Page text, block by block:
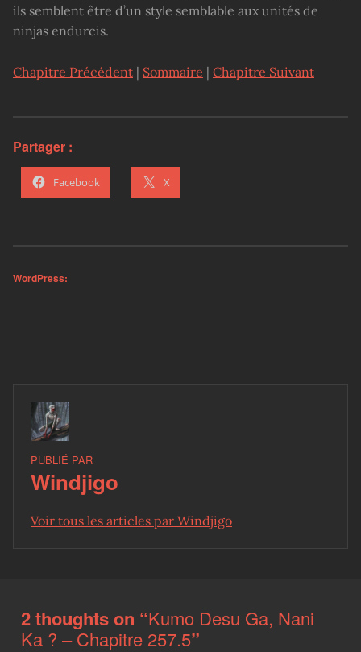
ils semblent être d’un style semblable aux unités de
ninjas endurcis.
Chapitre Précédent | Sommaire | Chapitre Suivant
Partager :
Facebook X
WordPress:
PUBLIÉ PAR
Windjigo
Voir tous les articles par Windjigo
2 thoughts on “Kumo Desu Ga, Nani
Ka ? – Chapitre 257.5”